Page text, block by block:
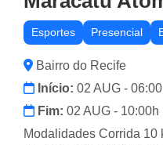
Esportes Presencial
Bairro do Recife
Início: 02 AUG -
Fim: 02 AUG - 10:00h
Modalidades Corrida 10